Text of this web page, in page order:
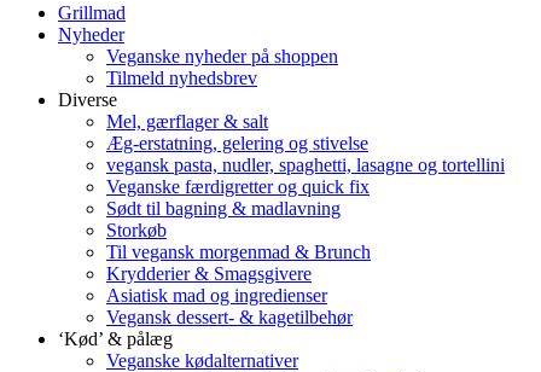
Grillmad
Nyheder
Veganske nyheder på shoppen
Tilmeld nyhedsbrev
Diverse
Mel, gærflager & salt
Æg-erstatning, gelering og stivelse
vegansk pasta, nudler, spaghetti, lasagne og tortellini
Veganske færdigretter og quick fix
Sødt til bagning & madlavning
Storkøb
Til vegansk morgenmad & Brunch
Krydderier & Smagsgivere
Asiatisk mad og ingredienser
Vegansk dessert- & kagetilbehør
‘Kød’ & pålæg
Veganske kødalternativer